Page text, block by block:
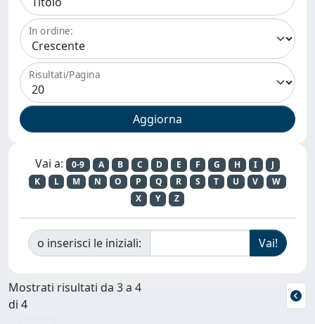
In ordine:
Risultati/Pagina
Vai a: 0-9 A B C D E F G H I
J
K
L M N O P Q R S T U V
W
X
Y Z
o inserisci le iniziali:
Mostrati risultati da 3 a 4
di 4